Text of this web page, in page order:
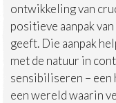
ontwikkeling van
positieve aanpak
geeft. Die aanpak
met de natuur in
sensibiliseren –
een wereld waarin